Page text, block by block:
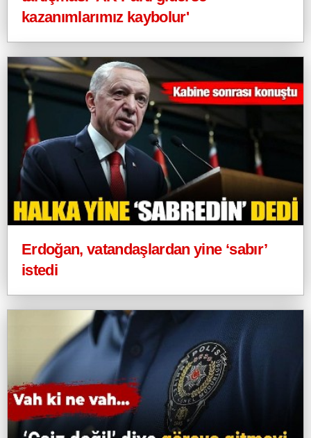
kazanımlarımız kaybolur'
Erdoğan, vatandaşlardan yine ‘sabır’
istedi